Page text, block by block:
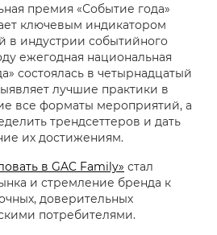
премия «Событие года»
ключевым индикатором
в индустрии событийного
ежегодная национальная
состоялась в четырнадцатый
лучшие практики в
все форматы мероприятий, а
трендсеттеров и дать
их достижениям.
в GAC Family» стал
и стремление бренда к
доверительных
потребителями.